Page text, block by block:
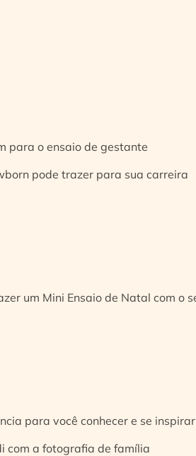
para o ensaio de gestante
pode trazer para sua carreira
um Mini Ensaio de Natal com o
para você conhecer e se inspirar
com a fotografia de família